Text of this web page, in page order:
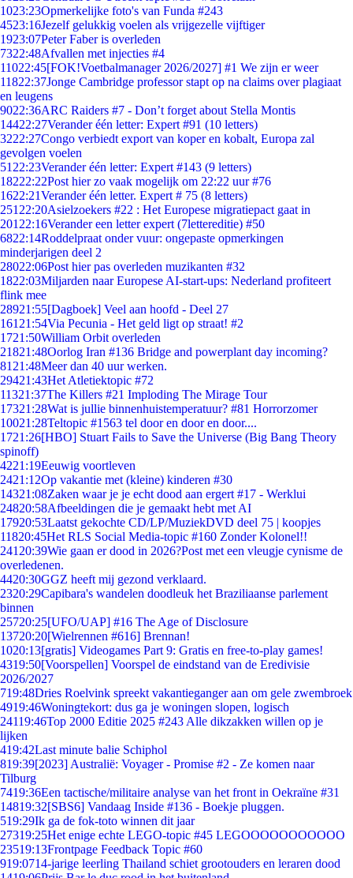
1023:23Opmerkelijke foto's van Funda #243
4523:16Jezelf gelukkig voelen als vrijgezelle vijftiger
1923:07Peter Faber is overleden
7322:48Afvallen met injecties #4
11022:45[FOK!Voetbalmanager 2026/2027] #1 We zijn er weer
11822:37Jonge Cambridge professor stapt op na claims over plagiaat
en leugens
9022:36ARC Raiders #7 - Don’t forget about Stella Montis
14422:27Verander één letter: Expert #91 (10 letters)
3222:27Congo verbiedt export van koper en kobalt, Europa zal
gevolgen voelen
51 22:23Verander één letter: Expert #143 (9 letters)
18222:22Post hier zo vaak mogelijk om 22:22 uur #76
1622:21Verander één letter. Expert # 75 (8 letters)
251 22:20Asielzoekers #22 : Het Europese migratiepact gaat in
201 22:16Verander een letter expert (7lettereditie) #50
6822:14Roddelpraat onder vuur: ongepaste opmerkingen
minderjarigen deel 2
28022:06Post hier pas overleden muzikanten #32
1822:03Miljarden naar Europese AI-start-ups: Nederland profiteert
flink mee
28921:55[Dagboek] Veel aan hoofd - Deel 27
161 21:54Via Pecunia - Het geld ligt op straat! #2
1721:50William Orbit overleden
21821:48Oorlog Iran #136 Bridge and powerplant day incoming?
81 21:48Meer dan 40 uur werken.
29421:43Het Atletiektopic #72
11321:37The Killers #21 Imploding The Mirage Tour
17321:28Wat is jullie binnenhuistemperatuur? #81 Horrorzomer
10021:28Teltopic #1563 tel door en door en door....
1721:26[HBO] Stuart Fails to Save the Universe (Big Bang Theory
spinoff)
4221:19Eeuwig voortleven
2421:12Op vakantie met (kleine) kinderen #30
14321:08Zaken waar je je echt dood aan ergert #17 - Werklui
24820:58Afbeeldingen die je gemaakt hebt met AI
17920:53Laatst gekochte CD/LP/MuziekDVD deel 75 | koopjes
11820:45Het RLS Social Media-topic #160 Zonder Kolonel!!
241 20:39Wie gaan er dood in 2026?Post met een vleugje cynisme de
overledenen.
4420:30GGZ heeft mij gezond verklaard.
2320:29Capibara's wandelen doodleuk het Braziliaanse parlement
binnen
25720:25[UFO/UAP] #16 The Age of Disclosure
13720:20[Wielrennen #616] Brennan!
1020:13[gratis] Videogames Part 9: Gratis en free-to-play games!
4319:50[Voorspellen] Voorspel de eindstand van de Eredivisie
2026/2027
719:48Dries Roelvink spreekt vakantieganger aan om gele zwembroek
4919:46Woningtekort: dus ga je woningen slopen, logisch
24119:46Top 2000 Editie 2025 #243 Alle dikzakken willen op je
lijken
419:42Last minute balie Schiphol
819:39[2023] Australië: Voyager - Promise #2 - Ze komen naar
Tilburg
7419:36Een tactische/militaire analyse van het front in Oekraïne #31
14819:32[SBS6] Vandaag Inside #136 - Boekje pluggen.
519:29Ik ga de fok-toto winnen dit jaar
27319:25Het enige echte LEGO-topic #45 LEGOOOOOOOOOOO
23519:13Frontpage Feedback Topic #60
919:0714-jarige leerling Thailand schiet grootouders en leraren dood